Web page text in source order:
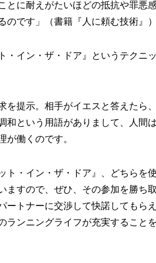
とに耐えがたいほどの抵抗や罪悪
です」（書籍『人に頼む技術』
・イン・ザ・ドア』というテクニ
を提示。相手がイエスと答えたら
和という用語がありまして、人間
働くのです。
ト・イン・ザ・ドア』、どちらを
ますので、ぜひ、その参加を勝ち
ートナーに交渉して快諾してもら
ランニングライフが充実すること